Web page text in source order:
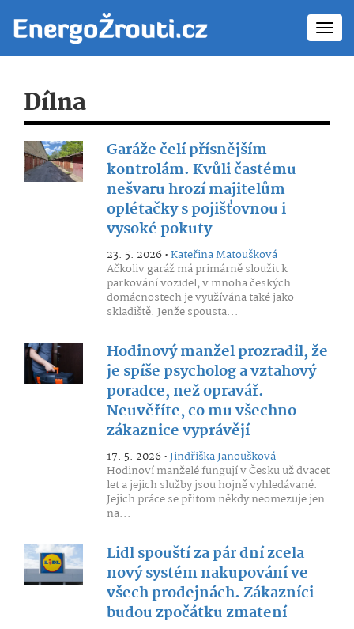
Dílna
Garáže čelí přísnějším
kontrolám. Kvůli častému
nešvaru hrozí majitelům
oplétačky s pojišťovnou i
vysoké pokuty
23. 5. 2026 •Kateřina Matoušková
Ačkoliv garáž má primárně sloužit k
parkování vozidel, v mnoha českých
domácnostech je využívána také jako
skladiště. Jenže spousta...
Hodinový manžel prozradil, že
je spíše psycholog a vztahový
poradce, než opravář.
Neuvěříte, co mu všechno
zákaznice vyprávějí
17. 5. 2026 •Jindřiška Janoušková
Hodinoví manželé fungují v Česku už dvacet
let a jejich služby jsou hojně vyhledávané.
Jejich práce se přitom někdy neomezuje jen
na...
Lidl spouští za pár dní zcela
nový systém nakupování ve
všech prodejnách. Zákazníci
budou zpočátku zmatení